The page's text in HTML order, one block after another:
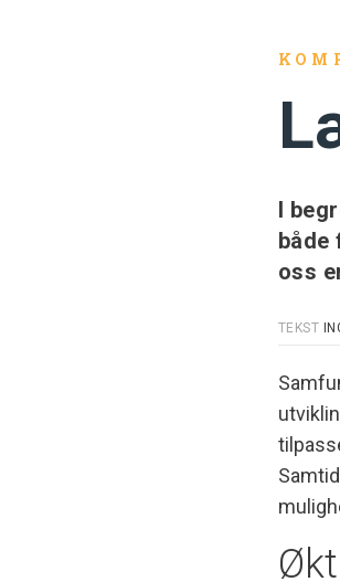
I
både
oss
TEKST